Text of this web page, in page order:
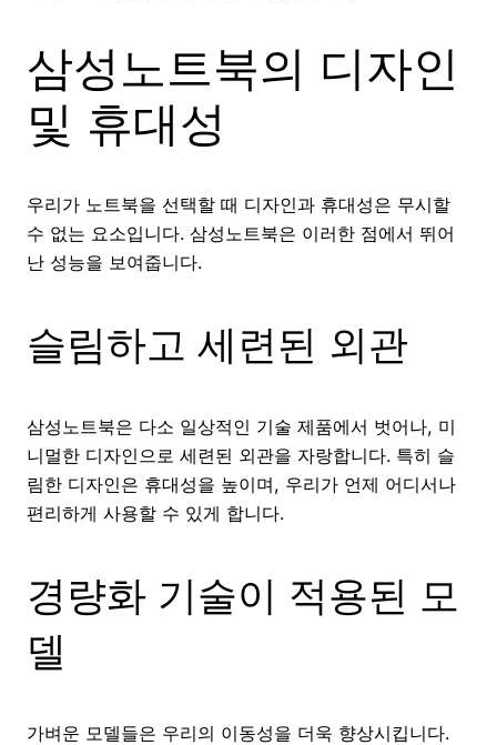
삼성노트북의 디자인
및 휴대성
우리가 노트북을 선택할 때 디자인과 휴대성은 무시할
수 없는 요소입니다. 삼성노트북은 이러한 점에서 뛰어
난 성능을 보여줍니다.
슬림하고 세련된 외관
삼성노트북은 다소 일상적인 기술 제품에서 벗어나, 미
니멀한 디자인으로 세련된 외관을 자랑합니다. 특히 슬
림한 디자인은 휴대성을 높이며, 우리가 언제 어디서나
편리하게 사용할 수 있게 합니다.
경량화 기술이 적용된 모
델
가벼운 모델들은 우리의 이동성을 더욱 향상시킵니다.